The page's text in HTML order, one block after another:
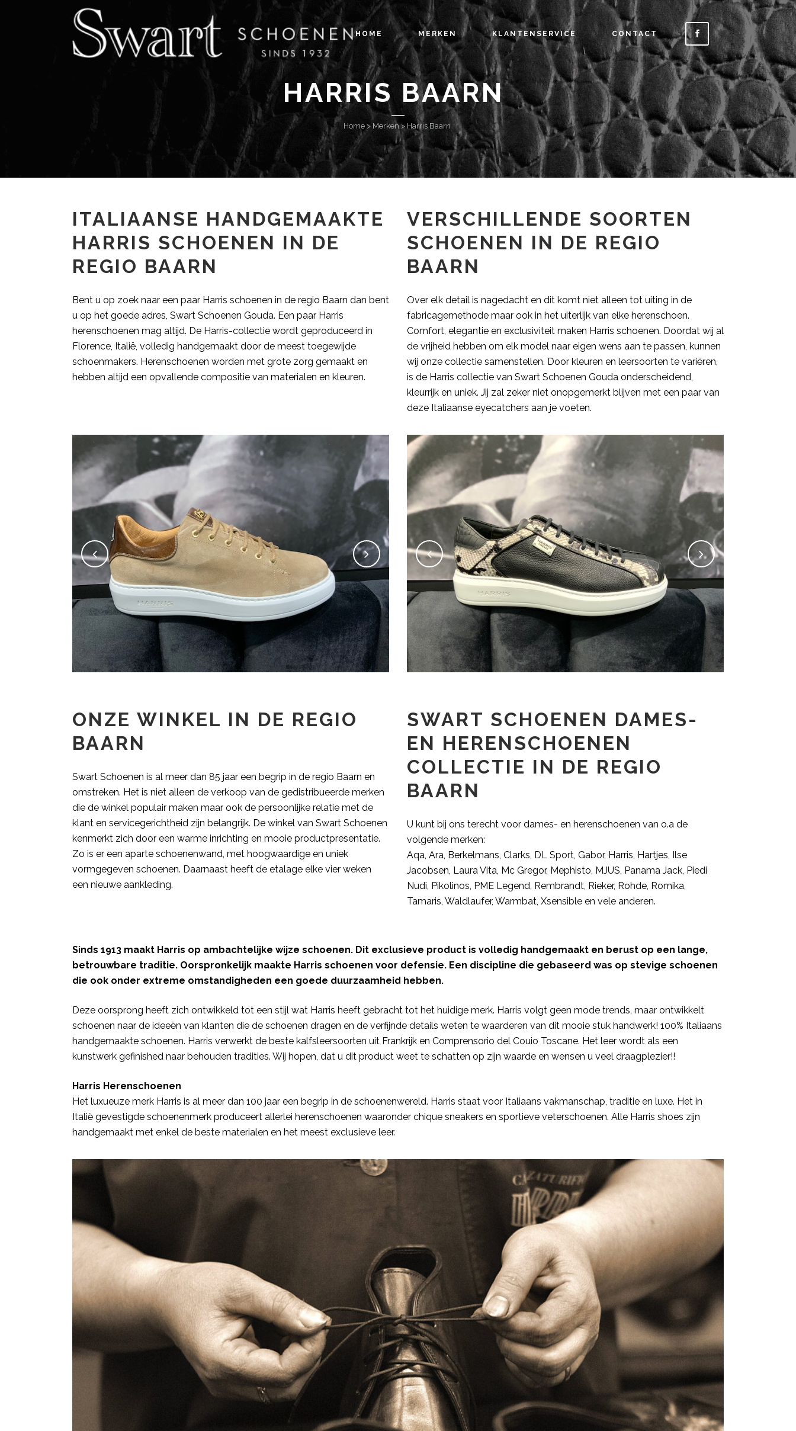
HOME MERKEN KLANTENSERVICE CONTACT
HARRIS BAARN
Home >Merken> Harris Baarn
ITALIAANSE HANDGEMAAKTE
HARRIS SCHOENEN IN DE
REGIO BAARN
Bent u op zoek naar een paar Harris schoenen in de regio Baarn dan bent
u op het goede adres, Swart Schoenen Gouda. Een paar Harris
herenschoenen mag altijd. De Harris-collectie wordt geproduceerd in
Florence, Italië, volledig handgemaakt door de meest toegewijde
schoenmakers. Herenschoenen worden met grote zorg gemaakt en
hebben altijd een opvallende compositie van materialen en kleuren.
VERSCHILLENDE SOORTEN
SCHOENEN IN DE REGIO
BAARN
Over elk detail is nagedacht en dit komt niet alleen tot uiting in de
fabricagemethode maar ook in het uiterlijk van elke herenschoen.
Comfort, elegantie en exclusiviteit maken Harris schoenen. Doordat wij al
de vrijheid hebben om elk model naar eigen wens aan te passen, kunnen
wij onze collectie samenstellen. Door kleuren en leersoorten te variëren,
is de Harris collectie van Swart Schoenen Gouda onderscheidend,
kleurrijk en uniek. Jij zal zeker niet onopgemerkt blijven met een paar van
deze Italiaanse eyecatchers aan je voeten.
ONZE WINKEL IN DE REGIO
BAARN
Swart Schoenen is al meer dan 85 jaar een begrip in de regio Baarn en
omstreken. Het is niet alleen de verkoop van de gedistribueerde merken
die de winkel populair maken maar ook de persoonlijke relatie met de
klant en servicegerichtheid zijn belangrijk. De winkel van Swart Schoenen
kenmerkt zich door een warme inrichting en mooie productpresentatie.
Zo is er een aparte schoenenwand, met hoogwaardige en uniek
vormgegeven schoenen. Daarnaast heeft de etalage elke vier weken
een nieuwe aankleding.
SWART SCHOENEN DAMES-
EN HERENSCHOENEN
COLLECTIE IN DE REGIO
BAARN
U kunt bij ons terecht voor dames- en herenschoenen van o.a de
volgende merken:
Aqa, Ara, Berkelmans, Clarks, DL Sport, Gabor, Harris, Hartjes, Ilse
Jacobsen, Laura Vita, Mc Gregor, Mephisto, MJUS, Panama Jack, Piedi
Nudi, Pikolinos, PME Legend, Rembrandt, Rieker, Rohde, Romika,
Tamaris, Waldlaufer, Warmbat, Xsensible en vele anderen.
Sinds 1913 maakt Harris op ambachtelijke wijze schoenen. Dit exclusieve product is volledig handgemaakt en berust op een lange,
betrouwbare traditie. Oorspronkelijk maakte Harris schoenen voor defensie. Een discipline die gebaseerd was op stevige schoenen
die ook onder extreme omstandigheden een goede duurzaamheid hebben.
Deze oorsprong heeft zich ontwikkeld tot een stijl wat Harris heeft gebracht tot het huidige merk. Harris volgt geen mode trends, maar ontwikkelt
schoenen naar de ideeën van klanten die de schoenen dragen en de verfijnde details weten te waarderen van dit mooie stuk handwerk! 100% Italiaans
handgemaakte schoenen. Harris verwerkt de beste kalfsleersoorten uit Frankrijk en Comprensorio del Couio Toscane. Het leer wordt als een
kunstwerk gefinished naar behouden tradities. Wij hopen, dat u dit product weet te schatten op zijn waarde en wensen u veel draagplezier!!
Harris Herenschoenen
Het luxueuze merk Harris is al meer dan 100 jaar een begrip in de schoenenwereld. Harris staat voor Italiaans vakmanschap, traditie en luxe. Het in
Italië gevestigde schoenenmerk produceert allerlei herenschoenen waaronder chique sneakers en sportieve veterschoenen. Alle Harris shoes zijn
handgemaakt met enkel de beste materialen en het meest exclusieve leer.